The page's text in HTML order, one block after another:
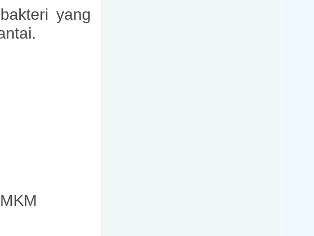
yang
.